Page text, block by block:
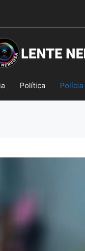
Política Polícia